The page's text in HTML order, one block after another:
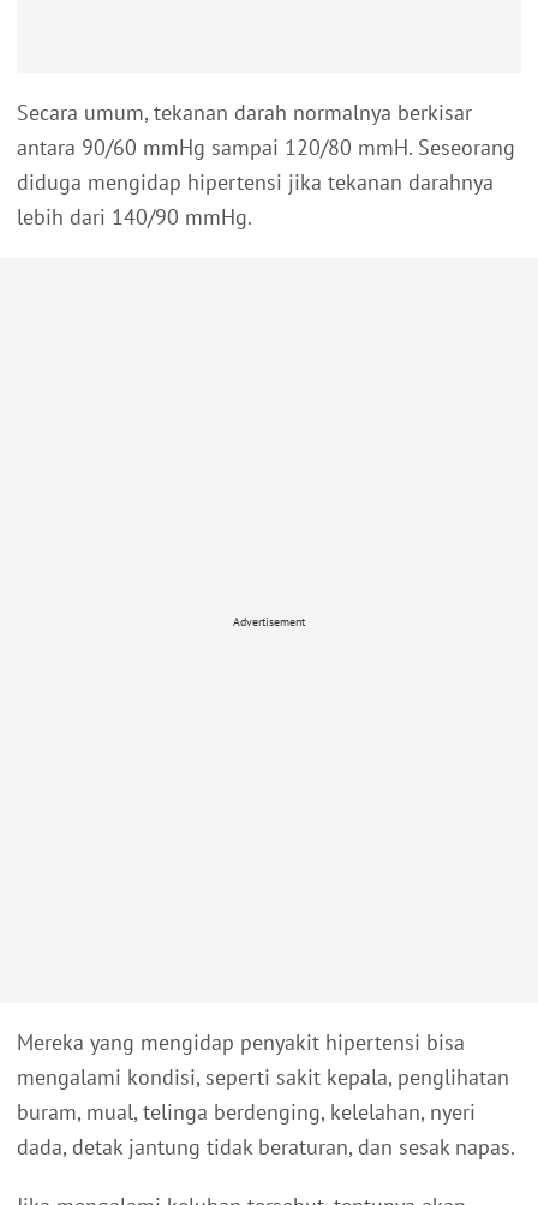
Secara umum, tekanan darah normalnya berkisar
antara 90/60 mmHg sampai 120/80 mmH. Seseorang
diduga mengidap hipertensi jika tekanan darahnya
lebih dari 140/90 mmHg.
Advertisement
Mereka yang mengidap penyakit hipertensi bisa
mengalami kondisi, seperti sakit kepala, penglihatan
buram, mual, telinga berdenging, kelelahan, nyeri
dada, detak jantung tidak beraturan, dan sesak napas.